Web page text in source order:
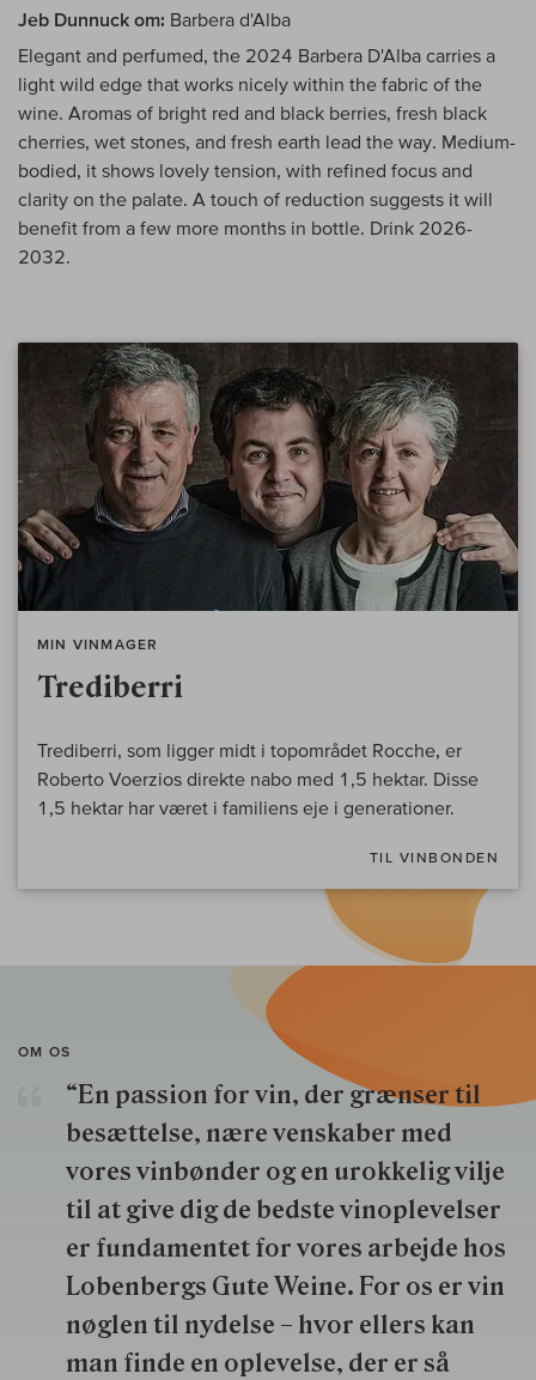
Jeb Dunnuck om: Barbera d'Alba
Elegant and perfumed, the 2024 Barbera D'Alba carries a
light wild edge that works nicely within the fabric of the
wine. Aromas of bright red and black berries, fresh black
cherries, wet stones, and fresh earth lead the way. Medium-
bodied, it shows lovely tension, with refined focus and
clarity on the palate. A touch of reduction suggests it will
benefit from a few more months in bottle. Drink 2026-
2032.
MIN VINMAGER
Trediberri
Trediberri, som ligger midt i topområdet Rocche, er
Roberto Voerzios direkte nabo med 1,5 hektar. Disse
1,5 hektar har været i familiens eje i generationer.
TIL VINBONDEN
OM OS
“En passion for vin, der grænser til
besættelse, nære venskaber med
vores vinbønder og en urokkelig vilje
til at give dig de bedste vinoplevelser
er fundamentet for vores arbejde hos
Lobenbergs Gute Weine. For os er vin
nøglen til nydelse – hvor ellers kan
man finde en oplevelse, der er så